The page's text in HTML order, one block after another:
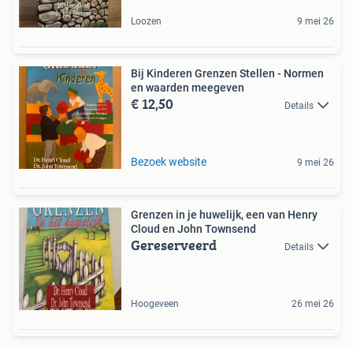
Loozen 9 mei 26
Bij Kinderen Grenzen Stellen - Normen
en waarden meegeven
€ 12,50 Details
Bezoek website 9 mei 26
Grenzen in je huwelijk, een van Henry
Cloud en John Townsend
Gereserveerd Details
Hoogeveen 26 mei 26